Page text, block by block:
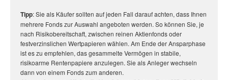
Tipp: Sie als Käufer sollten auf jeden Fall darauf achten, dass Ihnen
mehrere Fonds zur Auswahl angeboten werden. So können Sie, je
nach Risikobereitschaft, zwischen reinen Aktienfonds oder
festverzinslichen Wertpapieren wählen. Am Ende der Ansparphase
ist es zu empfehlen, das gesammelte Vermögen in stabile,
risikoarme Rentenpapiere anzulegen. Sie als Anleger wechseln
dann von einem Fonds zum anderen.